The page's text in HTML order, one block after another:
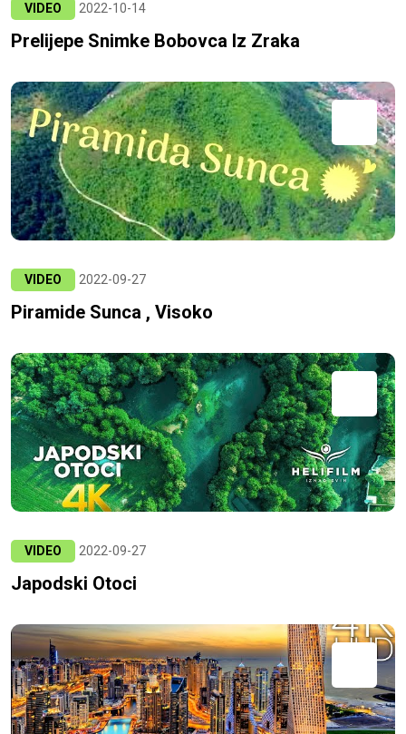
VIDEO 2022-10-14
Prelijepe Snimke Bobovca Iz Zraka
VIDEO 2022-09-27
Piramide Sunca , Visoko
VIDEO 2022-09-27
Japodski Otoci